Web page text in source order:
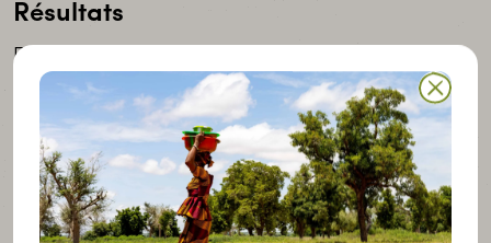
Résultats
Fin décembre 2019, WASASA compte :
168.000 clients
En cours de crédit de 16,3 millions €
Crédits en cours : 58.000